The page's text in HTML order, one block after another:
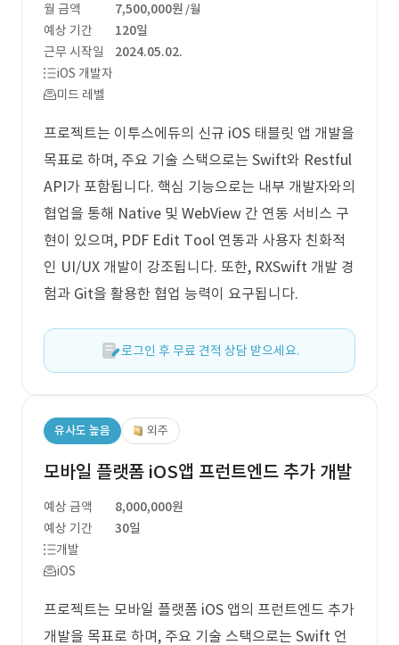
월 금액 7,500,000원 /월
예상 기간
120일
근무 시작일
2024.05.02.
iOS 개발자
미드 레벨
프로젝트는 이투스에듀의 신규 iOS 태블릿 앱 개발을
목표로 하며, 주요 기술 스택으로는 Swift와 Restful
API가 포함됩니다. 핵심 기능으로는 내부 개발자와의
협업을 통해 Native 및 WebView 간 연동 서비스 구
현이 있으며, PDF Edit Tool 연동과 사용자 친화적
인 UI/UX 개발이 강조됩니다. 또한, RXSwift 개발 경
험과 Git을 활용한 협업 능력이 요구됩니다.
로그인 후 무료 견적 상담 받으세요.
유사도 높음 외주
모바일 플랫폼 iOS앱 프런트엔드 추가 개발
예상 금액
8,000,000원
예상 기간
30일
개발
iOS
프로젝트는 모바일 플랫폼 iOS 앱의 프런트엔드 추가
개발을 목표로 하며, 주요 기술 스택으로는 Swift 언